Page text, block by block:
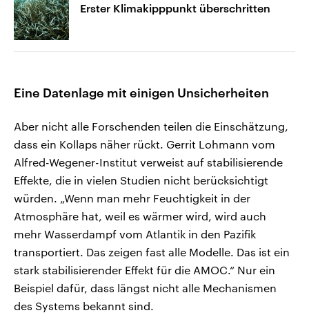
Erster Klimakipppunkt überschritten
Eine Datenlage mit einigen Unsicherheiten
Aber nicht alle Forschenden teilen die Einschätzung,
dass ein Kollaps näher rückt. Gerrit Lohmann vom
Alfred-Wegener-Institut verweist auf stabilisierende
Effekte, die in vielen Studien nicht berücksichtigt
würden. „Wenn man mehr Feuchtigkeit in der
Atmosphäre hat, weil es wärmer wird, wird auch
mehr Wasserdampf vom Atlantik in den Pazifik
transportiert. Das zeigen fast alle Modelle. Das ist ein
stark stabilisierender Effekt für die AMOC.“ Nur ein
Beispiel dafür, dass längst nicht alle Mechanismen
des Systems bekannt sind.